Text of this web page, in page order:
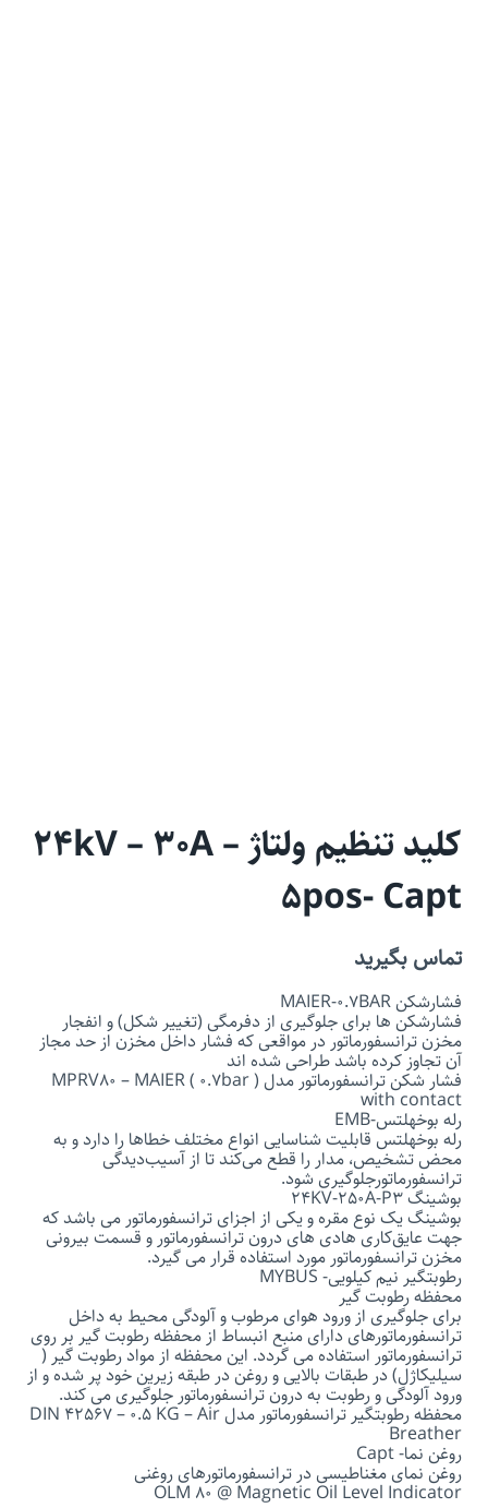
کلید تنظیم ولتاژ 24kV – 30A –
5pos- Capt
تماس بگیرید
فشارشکن MAIER-0.7BAR
فشارشکن ­ها برای جلوگیری از دفرمگی (تغییر شکل) و انفجار
مخزن ترانسفورماتور در مواقعی که فشار داخل مخزن از حد مجاز
آن تجاوز کرده باشد طراحی شده ­اند
فشار شکن ترانسفورماتور مدل MPRV80 – MAIER ( 0.7bar )
with contact
رله بوخهلتس-EMB
رله بوخهلتس قابلیت شناسایی انواع مختلف خطا‌ها را دارد و به
محض تشخیص، مدار را قطع می‌کند تا از آسیب‌دیدگی
ترانسفورماتورجلوگیری شود.
بوشینگ 24KV-250A-P3
بوشینگ یک نوع مقره و یکی از اجزای ترانسفورماتور می باشد که
جهت عایق‌کاری هادی ‌های درون ترانسفورماتور و قسمت بیرونی
مخزن ترانسفورماتور مورد استفاده قرار می گیرد.
رطوبتگیر نیم کیلویی- MYBUS
محفظه رطوبت گیر
برای جلوگیری از ورود هوای مرطوب و آلودگی محیط به داخل
ترانسفورماتورهای دارای منبع انبساط از محفظه رطوبت گیر بر روی
ترانسفورماتور استفاده می گردد. این محفظه از مواد رطوبت گیر (
سیلیکاژل) در طبقات بالایی و روغن در طبقه زیرین خود پر شده و از
ورود آلودگی و رطوبت به درون ترانسفورماتور جلوگیری می کند.
محفظه رطوبتگیر ترانسفورماتور مدل DIN 42567 – 0.5 KG – Air
Breather
روغن نما- Capt
روغن نمای مغناطیسی در ترانسفورماتورهای روغنی
OLM 80 @ Magnetic Oil Level Indicator